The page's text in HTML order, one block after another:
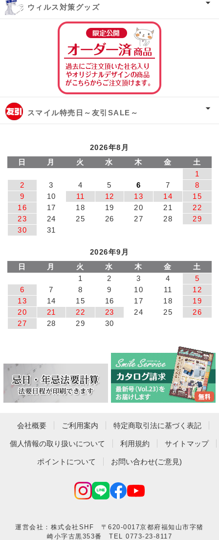
ウィルス対策グッズ
スマイル特売日～友引SALE～
2026年8月
日
月 火 水 木 金
土
1
2
3 4 5 6 7
8
9
10 11 12 13 14
15
16
17 18 19 20 21
22
23
24 25 26 27 28
29
30
31
2026年9月
日
月 火 水 木 金
土
1
2 3 4
5
6
7 8 9 10 11
12
13
14 15 16 17 18
19
20
21 22 23 24 25
26
27
28 29 30
会社概要 ご利用案内 特定商取引法に基づく表記
個人情報の取り扱いについて 利用規約 サイトマップ
ポイントについて お問い合わせ(ご意見)
運営会社：株式会社SHF 〒620-0017京都府福知山市字猪
崎小字古黒353番 TEL 0773-23-8117